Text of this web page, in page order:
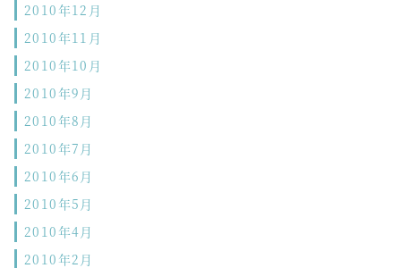
2010年12月
2010年11月
2010年10月
2010年9月
2010年8月
2010年7月
2010年6月
2010年5月
2010年4月
2010年2月